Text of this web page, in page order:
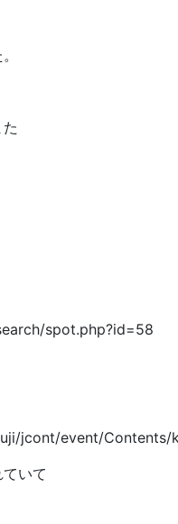
spot.php?id=58
jcont/event/Contents/
いて